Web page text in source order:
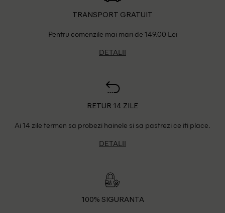
TRANSPORT GRATUIT
Pentru comenzile mai mari de 149.00 Lei
DETALII
RETUR 14 ZILE
Ai 14 zile termen sa probezi hainele si sa pastrezi ce iti place.
DETALII
100% SIGURANTA